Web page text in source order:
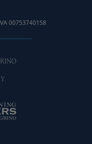
00753740158